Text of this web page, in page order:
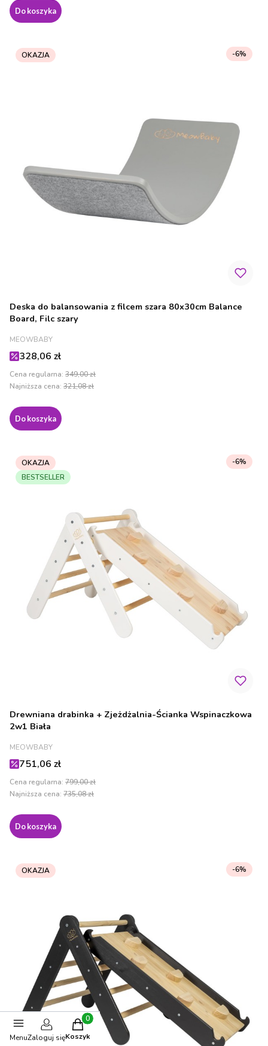
Do koszyka
OKAZJA
Deska do balansowania z filcem szara 80x30cm Balance
Board, Filc szary
PRODUCENT
MEOWBABY
Cena promocyjna
328,06 zł
Cena regularna: 349,00 zł
-6%
Najniższa cena: 321,08 zł
Do koszyka
OKAZJA
BESTSELLER
Drewniana drabinka + Zjeżdżalnia-Ścianka Wspinaczkowa
2w1 Biała
PRODUCENT
MEOWBABY
Cena promocyjna
751,06 zł
Cena regularna: 799,00 zł
-6%
Najniższa cena: 735,08 zł
Do koszyka
OKAZJA -6%
MenuZaloguj się
Produkty w koszyku: 0. Zobacz szczegóły
Koszyk